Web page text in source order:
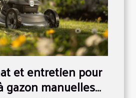
et entretien pour
gazon manuelles